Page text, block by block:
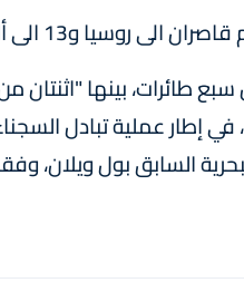
وثلاثة الى الولايات المتحدة".
طائرات، بينها
في إطار عملية تبادل
السابق بول ويلان،